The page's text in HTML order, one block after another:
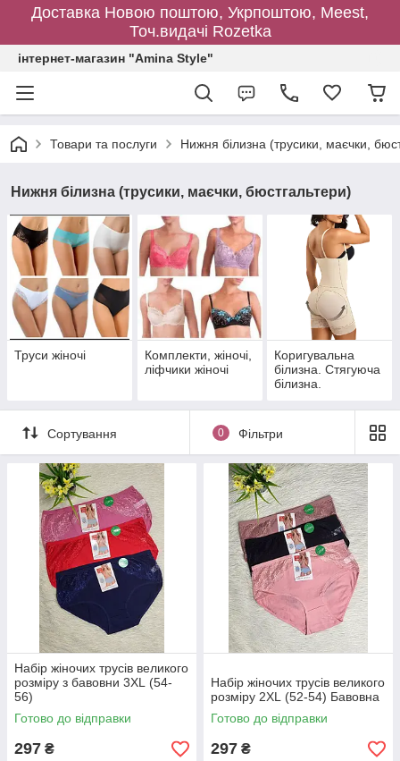
Доставка Новою поштою, Укрпоштою, Meest,
Точ.видачі Rozetka
інтернет-магазин "Amina Style"
Товари та послуги Нижня білизна (трусики, маєчки,
Нижня білизна (трусики, маєчки, бюстгальтери)
Труси жіночі
Комплекти, жіночі,
ліфчики жіночі
Коригувальна
білизна. Стягуюча
білизна.
Сортування 0 Фільтри
Набір жіночих трусів великого
розміру з бавовни 3XL (54-
56)
Готово до відправки
297 ₴
Набір жіночих трусів великого
розміру 2XL (52-54) Бавовна
Готово до відправки
297 ₴